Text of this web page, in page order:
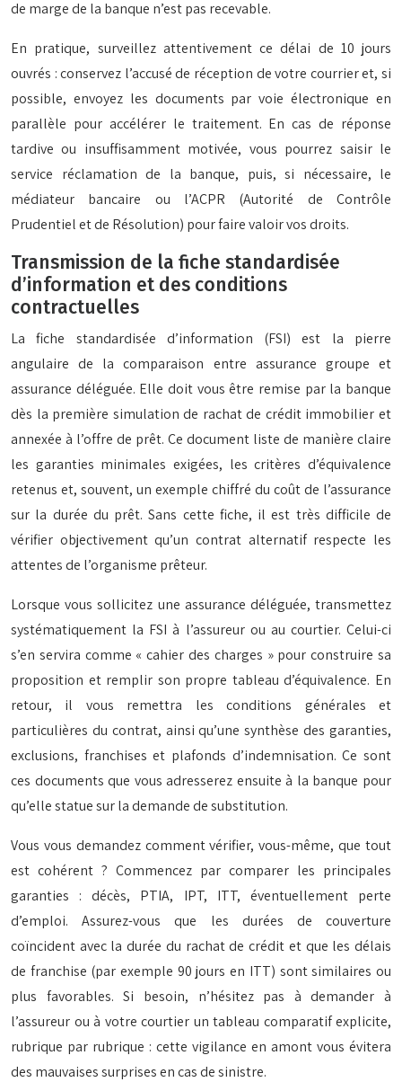
de marge de la banque n’est pas recevable.
En pratique, surveillez attentivement ce délai de 10 jours
ouvrés : conservez l’accusé de réception de votre courrier et, si
possible, envoyez les documents par voie électronique en
parallèle pour accélérer le traitement. En cas de réponse
tardive ou insuffisamment motivée, vous pourrez saisir le
service réclamation de la banque, puis, si nécessaire, le
médiateur bancaire ou l’ACPR (Autorité de Contrôle
Prudentiel et de Résolution) pour faire valoir vos droits.
Transmission de la fiche standardisée
d’information et des conditions
contractuelles
La fiche standardisée d’information (FSI) est la pierre
angulaire de la comparaison entre assurance groupe et
assurance déléguée. Elle doit vous être remise par la banque
dès la première simulation de rachat de crédit immobilier et
annexée à l’offre de prêt. Ce document liste de manière claire
les garanties minimales exigées, les critères d’équivalence
retenus et, souvent, un exemple chiffré du coût de l’assurance
sur la durée du prêt. Sans cette fiche, il est très difficile de
vérifier objectivement qu’un contrat alternatif respecte les
attentes de l’organisme prêteur.
Lorsque vous sollicitez une assurance déléguée, transmettez
systématiquement la FSI à l’assureur ou au courtier. Celui-ci
s’en servira comme « cahier des charges » pour construire sa
proposition et remplir son propre tableau d’équivalence. En
retour, il vous remettra les conditions générales et
particulières du contrat, ainsi qu’une synthèse des garanties,
exclusions, franchises et plafonds d’indemnisation. Ce sont
ces documents que vous adresserez ensuite à la banque pour
qu’elle statue sur la demande de substitution.
Vous vous demandez comment vérifier, vous-même, que tout
est cohérent ? Commencez par comparer les principales
garanties : décès, PTIA, IPT, ITT, éventuellement perte
d’emploi. Assurez-vous que les durées de couverture
coïncident avec la durée du rachat de crédit et que les délais
de franchise (par exemple 90 jours en ITT) sont similaires ou
plus favorables. Si besoin, n’hésitez pas à demander à
l’assureur ou à votre courtier un tableau comparatif explicite,
rubrique par rubrique : cette vigilance en amont vous évitera
des mauvaises surprises en cas de sinistre.